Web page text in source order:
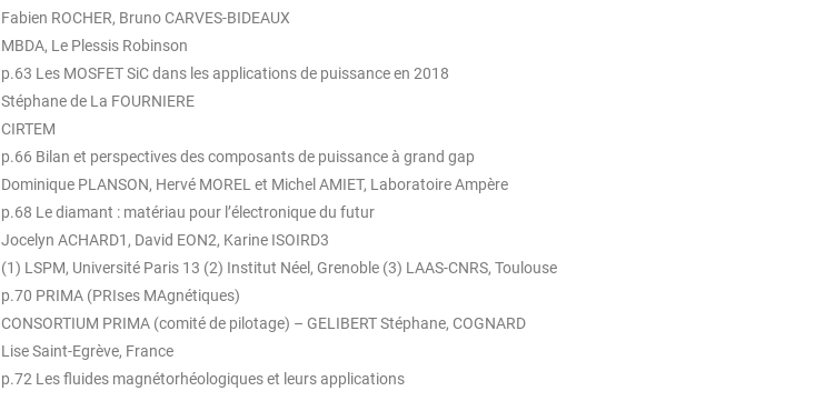
Fabien ROCHER, Bruno CARVES-BIDEAUX
MBDA, Le Plessis Robinson
p.63 Les MOSFET SiC dans les applications de puissance en 2018
Stéphane de La FOURNIERE
CIRTEM
p.66 Bilan et perspectives des composants de puissance à grand gap
Dominique PLANSON, Hervé MOREL et Michel AMIET, Laboratoire Ampère
p.68 Le diamant : matériau pour l’électronique du futur
Jocelyn ACHARD1, David EON2, Karine ISOIRD3
(1) LSPM, Université Paris 13 (2) Institut Néel, Grenoble (3) LAAS-CNRS, Toulouse
p.70 PRIMA (PRIses MAgnétiques)
CONSORTIUM PRIMA (comité de pilotage) – GELIBERT Stéphane, COGNARD
Lise Saint-Egrève, France
p.72 Les fluides magnétorhéologiques et leurs applications